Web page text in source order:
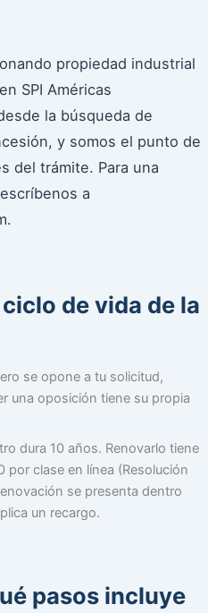
propiedad industrial
SPI Américas
la búsqueda de
y somos el punto de
del trámite. Para una
a
de vida de la
se opone a tu solicitud,
una oposición tiene su propia
dura 10 años. Renovarlo tiene
por clase en línea (Resolución
se presenta dentro
un recargo.
pasos incluye